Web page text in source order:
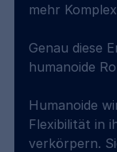
mehr
Genau diese
humanoide
Humanoide
Flexibilität in
verkörpern.